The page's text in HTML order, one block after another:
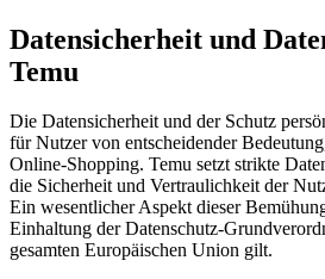
Datensicherheit und
Temu
Die Datensicherheit und der Schutz
für Nutzer von entscheidender
Online-Shopping. Temu setzt strikte
die Sicherheit und Vertraulichkeit der
Ein wesentlicher Aspekt dieser
Einhaltung der Datenschutz-
gesamten Europäischen Union gilt.